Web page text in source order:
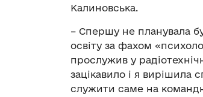
Калиновська.
– Спершу не планувала
освіту за фахом
прослужив у
зацікавило і я вирішила
служити саме на